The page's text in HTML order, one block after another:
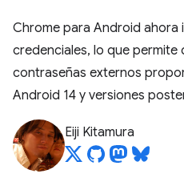
Chrome para Android
credenciales, lo que
contraseñas externos
Android 14 y versiones
Eiji Kitamura